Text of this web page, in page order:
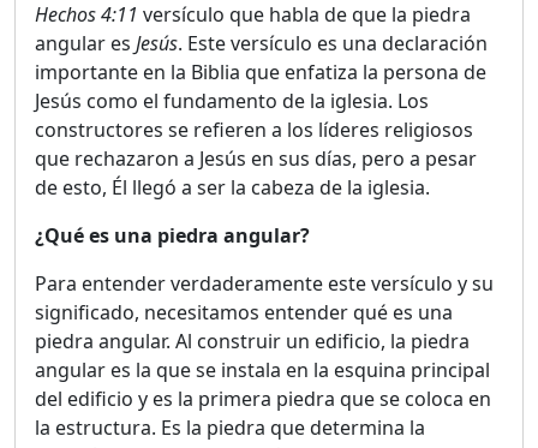
Hechos 4:11 versículo que habla de que la piedra
angular es Jesús. Este versículo es una declaración
importante en la Biblia que enfatiza la persona de
Jesús como el fundamento de la iglesia. Los
constructores se refieren a los líderes religiosos
que rechazaron a Jesús en sus días, pero a pesar
de esto, Él llegó a ser la cabeza de la iglesia.
¿Qué es una piedra angular?
Para entender verdaderamente este versículo y su
significado, necesitamos entender qué es una
piedra angular. Al construir un edificio, la piedra
angular es la que se instala en la esquina principal
del edificio y es la primera piedra que se coloca en
la estructura. Es la piedra que determina la